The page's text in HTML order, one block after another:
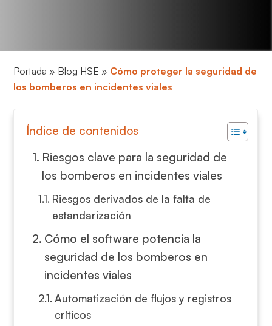
Portada » Blog HSE » Cómo proteger la seguridad de
los bomberos en incidentes viales
Índice de contenidos
Riesgos clave para la seguridad de
los bomberos en incidentes viales
Riesgos derivados de la falta de
estandarización
Cómo el software potencia la
seguridad de los bomberos en
incidentes viales
Automatización de flujos y registros
críticos